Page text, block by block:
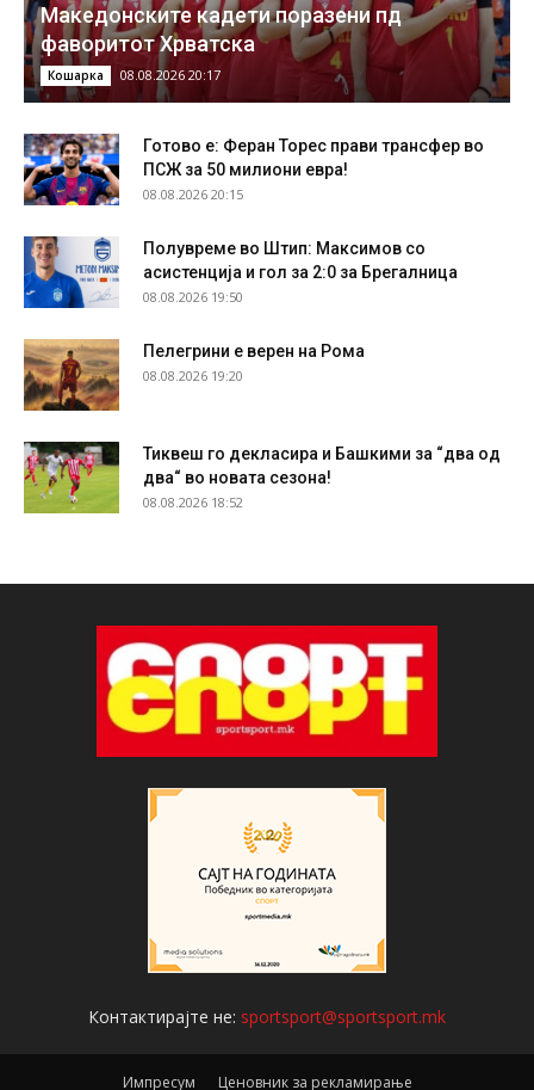
Македонските кадети поразени пд
фаворитот Хрватска
Кошарка 08.08.2026 20:17
Готово е: Феран Торес прави трансфер во
ПСЖ за 50 милиони евра!
08.08.2026 20:15
Полувреме во Штип: Максимов со
асистенција и гол за 2:0 за Брегалница
08.08.2026 19:50
Пелегрини е верен на Рома
08.08.2026 19:20
Тиквеш го декласира и Башкими за “два од
два“ во новата сезона!
08.08.2026 18:52
Контактирајте не: sportsport@sportsport.mk
Импресум Ценовник за рекламирање